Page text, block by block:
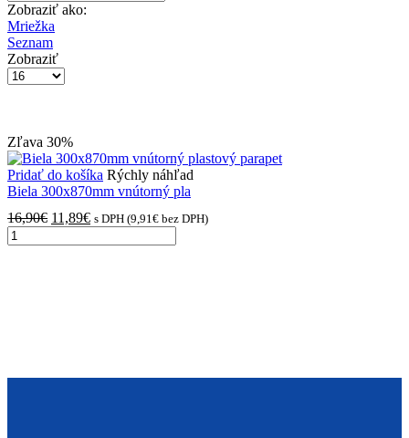
Zobraziť ako:
Mriežka
Seznam
Zobraziť
Počet
Zľava 30%
Pridať do košíka Rýchly náhľad
Biela 300x870mm vnútorný pla
16,90€ Pôvodná
bola:
11,89€Aktuálna
je:
s DPH (9,91€ bez DPH)
množstvo
Biela